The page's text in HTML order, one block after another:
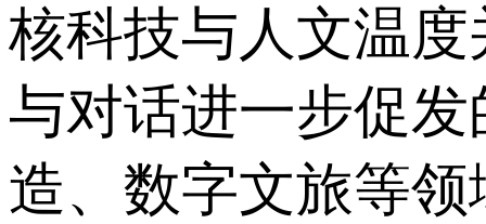
核科技与人文温
与对话进一步促
造、数字文旅等